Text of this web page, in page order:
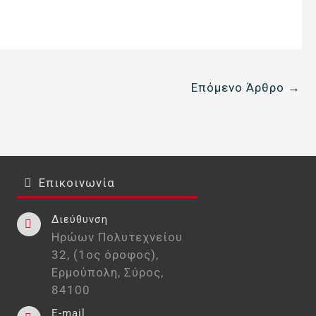
Επόμενο Άρθρο →
Επικοινωνία
Διεύθυνση
Ηρώων Πολυτεχνείου
32, (1ος όροφος),
Ερμούπολη, Σύρος,
84100